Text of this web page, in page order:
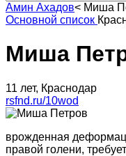
Амин Ахадов< Миша
Основной список
Миша
11 лет, Краснодар
rsfnd.ru/10wod
врожденная
правой голени,